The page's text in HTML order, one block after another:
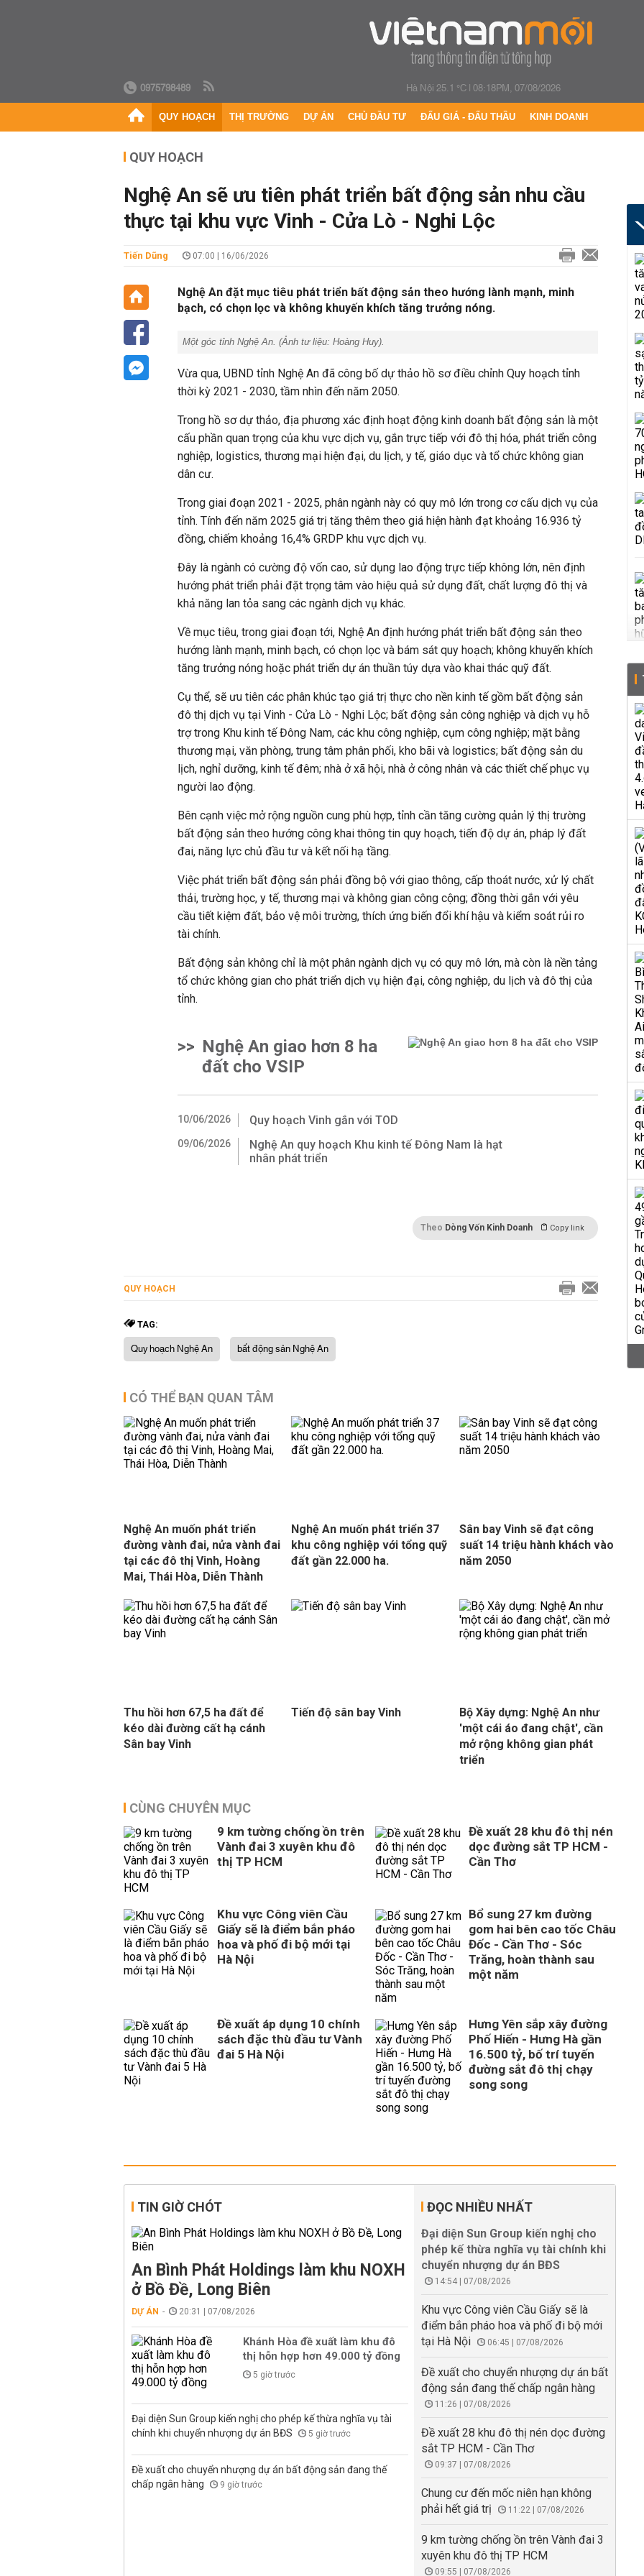
0975798489 Hà Nội 25.1 °C|08:18PM, 07/08/2026
QUY HOẠCH THỊ TRƯỜNG DỰ ÁN CHỦ ĐẦU TƯ ĐẤU GIÁ - ĐẤU THẦU KINH DOANH
QUY HOẠCH
Nghệ An sẽ ưu tiên phát triển bất động sản nhu cầu
thực tại khu vực Vinh - Cửa Lò - Nghi Lộc
Tiến Dũng 07:00 | 16/06/2026
Nghệ An đặt mục tiêu phát triển bất động sản theo hướng lành mạnh, minh
bạch, có chọn lọc và không khuyến khích tăng trưởng nóng.
Một góc tỉnh Nghệ An. (Ảnh tư liệu: Hoàng Huy).
Vừa qua, UBND tỉnh Nghệ An đã công bố dự thảo hồ sơ điều chỉnh Quy hoạch tỉnh
thời kỳ 2021 - 2030, tầm nhìn đến năm 2050.
Trong hồ sơ dự thảo, địa phương xác định hoạt động kinh doanh bất động sản là một
cấu phần quan trọng của khu vực dịch vụ, gắn trực tiếp với đô thị hóa, phát triển công
nghiệp, logistics, thương mại hiện đại, du lịch, y tế, giáo dục và tổ chức không gian
dân cư.
Trong giai đoạn 2021 - 2025, phân ngành này có quy mô lớn trong cơ cấu dịch vụ của
tỉnh. Tính đến năm 2025 giá trị tăng thêm theo giá hiện hành đạt khoảng 16.936 tỷ
đồng, chiếm khoảng 16,4% GRDP khu vực dịch vụ.
Đây là ngành có cường độ vốn cao, sử dụng lao động trực tiếp không lớn, nên định
hướng phát triển phải đặt trọng tâm vào hiệu quả sử dụng đất, chất lượng đô thị và
khả năng lan tỏa sang các ngành dịch vụ khác.
Về mục tiêu, trong giai đoạn tới, Nghệ An định hướng phát triển bất động sản theo
hướng lành mạnh, minh bạch, có chọn lọc và bám sát quy hoạch; không khuyến khích
tăng trưởng nóng hoặc phát triển dự án thuần túy dựa vào khai thác quỹ đất.
Cụ thể, sẽ ưu tiên các phân khúc tạo giá trị thực cho nền kinh tế gồm bất động sản
đô thị dịch vụ tại Vinh - Cửa Lò - Nghi Lộc; bất động sản công nghiệp và dịch vụ hỗ
trợ trong Khu kinh tế Đông Nam, các khu công nghiệp, cụm công nghiệp; mặt bằng
thương mại, văn phòng, trung tâm phân phối, kho bãi và logistics; bất động sản du
lịch, nghỉ dưỡng, kinh tế đêm; nhà ở xã hội, nhà ở công nhân và các thiết chế phục vụ
người lao động.
Bên cạnh việc mở rộng nguồn cung phù hợp, tỉnh cần tăng cường quản lý thị trường
bất động sản theo hướng công khai thông tin quy hoạch, tiến độ dự án, pháp lý đất
đai, năng lực chủ đầu tư và kết nối hạ tầng.
Việc phát triển bất động sản phải đồng bộ với giao thông, cấp thoát nước, xử lý chất
thải, trường học, y tế, thương mại và không gian công cộng; đồng thời gắn với yêu
cầu tiết kiệm đất, bảo vệ môi trường, thích ứng biến đổi khí hậu và kiểm soát rủi ro
tài chính.
Bất động sản không chỉ là một phân ngành dịch vụ có quy mô lớn, mà còn là nền tảng
tổ chức không gian cho phát triển dịch vụ hiện đại, công nghiệp, du lịch và đô thị của
tỉnh.
>> Nghệ An giao hơn 8 ha
đất cho VSIP
10/06/2026 Quy hoạch Vinh gắn với TOD
09/06/2026
Nghệ An quy hoạch Khu kinh tế Đông Nam là hạt
nhân phát triển
Theo Dòng Vốn Kinh Doanh Copy link
QUY HOẠCH
TAG:
Quy hoạch Nghệ An bất động sản Nghệ An
CÓ THỂ BẠN QUAN TÂM
Nghệ An muốn phát triển
đường vành đai, nửa vành đai
tại các đô thị Vinh, Hoàng
Mai, Thái Hòa, Diễn Thành
Nghệ An muốn phát triển 37
khu công nghiệp với tổng quỹ
đất gần 22.000 ha.
Sân bay Vinh sẽ đạt công
suất 14 triệu hành khách vào
năm 2050
Thu hồi hơn 67,5 ha đất để
kéo dài đường cất hạ cánh
Sân bay Vinh
Tiến độ sân bay Vinh
Bộ Xây dựng: Nghệ An như
'một cái áo đang chật', cần
mở rộng không gian phát
triển
CÙNG CHUYÊN MỤC
9 km tường chống ồn trên
Vành đai 3 xuyên khu đô
thị TP HCM
Đề xuất 28 khu đô thị nén
dọc đường sắt TP HCM -
Cần Thơ
Khu vực Công viên Cầu
Giấy sẽ là điểm bắn pháo
hoa và phố đi bộ mới tại
Hà Nội
Bổ sung 27 km đường
gom hai bên cao tốc Châu
Đốc - Cần Thơ - Sóc
Trăng, hoàn thành sau
một năm
Đề xuất áp dụng 10 chính
sách đặc thù đầu tư Vành
đai 5 Hà Nội
Hưng Yên sắp xây đường
Phố Hiến - Hưng Hà gần
16.500 tỷ, bố trí tuyến
đường sắt đô thị chạy
song song
TIN GIỜ CHÓT
An Bình Phát Holdings làm khu NOXH
ở Bồ Đề, Long Biên
DỰ ÁN 20:31 | 07/08/2026
Khánh Hòa đề xuất làm khu đô
thị hỗn hợp hơn 49.000 tỷ đồng
5 giờ trước
Đại diện Sun Group kiến nghị cho phép kế thừa nghĩa vụ tài
chính khi chuyển nhượng dự án BĐS
5 giờ trước
Đề xuất cho chuyển nhượng dự án bất động sản đang thế
chấp ngân hàng
9 giờ trước
ĐỌC NHIỀU NHẤT
Đại diện Sun Group kiến nghị cho
phép kế thừa nghĩa vụ tài chính khi
chuyển nhượng dự án BĐS
14:54 | 07/08/2026
Khu vực Công viên Cầu Giấy sẽ là
điểm bắn pháo hoa và phố đi bộ mới
tại Hà Nội
06:45 | 07/08/2026
Đề xuất cho chuyển nhượng dự án bất
động sản đang thế chấp ngân hàng
11:26 | 07/08/2026
Đề xuất 28 khu đô thị nén dọc đường
sắt TP HCM - Cần Thơ
09:37 | 07/08/2026
Chung cư đến mốc niên hạn không
phải hết giá trị
11:22 | 07/08/2026
9 km tường chống ồn trên Vành đai 3
xuyên khu đô thị TP HCM
09:55 | 07/08/2026